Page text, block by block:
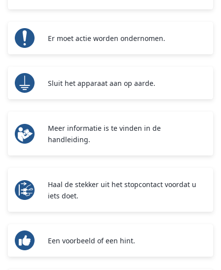
Er moet actie worden ondernomen.
Sluit het apparaat aan op aarde.
Meer informatie is te vinden in de
handleiding.
Haal de stekker uit het stopcontact voordat u
iets doet.
Een voorbeeld of een hint.